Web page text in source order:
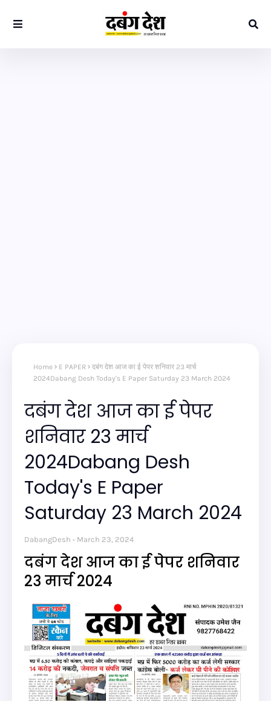
Home E PAPER
दबंग देश आज का ई पेपर शनिवार 23 मार्च
2024Dabang Desh Today's E Paper Saturday 23 March 2024
दबंग देश आज का ई पेपर
शनिवार 23 मार्च
2024Dabang Desh
Today's E Paper
Saturday 23 March 2024
DabangDesh March 23, 2024
दबंग देश आज का ई पेपर शनिवार
23 मार्च 2024